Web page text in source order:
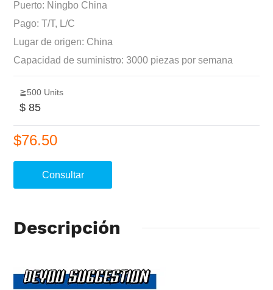
Puerto: Ningbo China
Pago: T/T, L/C
Lugar de origen: China
Capacidad de suministro: 3000 piezas por semana
≧500 Units
$ 85
$76.50
Consultar
Descripción